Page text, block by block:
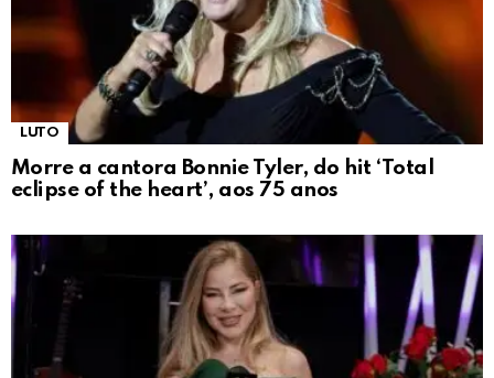
LUTO
Morre a cantora Bonnie Tyler, do hit ‘Total
eclipse of the heart’, aos 75 anos